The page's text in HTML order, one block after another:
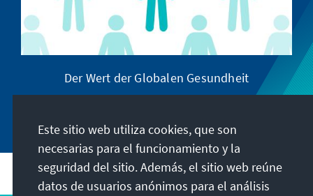
Der Wert der Globalen Gesundheit
Este sitio web utiliza cookies, que son
necesarias para el funcionamiento y la
seguridad del sitio. Además, el sitio web reúne
datos de usuarios anónimos para el análisis